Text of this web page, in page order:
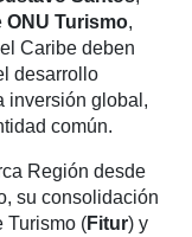
ONU Turismo,
Caribe deben
desarrollo
inversión global,
común.
Región desde
su consolidación
Turismo (Fitur) y